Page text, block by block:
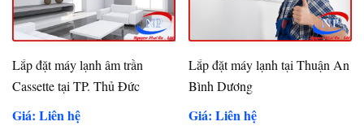
Lắp đặt máy lạnh âm trần
Cassette tại TP. Thủ Đức
Giá: Liên hệ
Lắp đặt máy lạnh tại Thuận An
Bình Dương
Giá: Liên hệ